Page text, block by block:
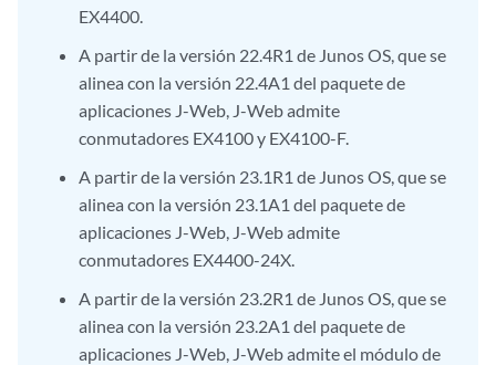
EX4400.
A partir de la versión 22.4R1 de Junos OS, que se
alinea con la versión 22.4A1 del paquete de
aplicaciones J-Web, J-Web admite
conmutadores EX4100 y EX4100-F.
A partir de la versión 23.1R1 de Junos OS, que se
alinea con la versión 23.1A1 del paquete de
aplicaciones J-Web, J-Web admite
conmutadores EX4400-24X.
A partir de la versión 23.2R1 de Junos OS, que se
alinea con la versión 23.2A1 del paquete de
aplicaciones J-Web, J-Web admite el módulo de